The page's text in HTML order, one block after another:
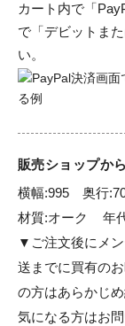
カート内で「
で「デビットま
い。
販売ショップか
横幅:995　奥行
材質:オーク	年代:1890	輸入:イギリス
▼ご注文後にメ
送までに買有の
の方はあらかじ
気になる方はお